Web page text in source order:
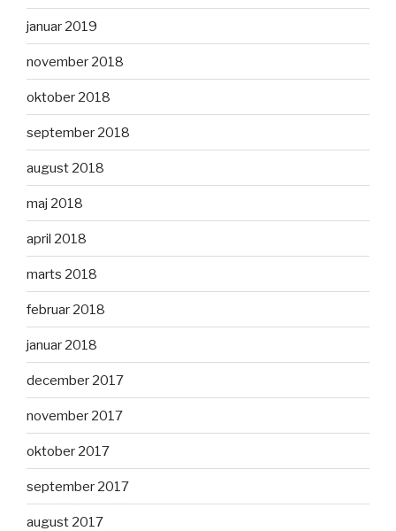
januar 2019
november 2018
oktober 2018
september 2018
august 2018
maj 2018
april 2018
marts 2018
februar 2018
januar 2018
december 2017
november 2017
oktober 2017
september 2017
august 2017